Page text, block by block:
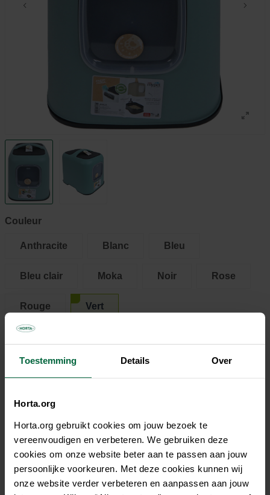
Toestemming Details Over
Horta.org
Horta.org gebruikt cookies om jouw bezoek te
vereenvoudigen en verbeteren. We gebruiken deze
cookies om onze website beter aan te passen aan jouw
persoonlijke voorkeuren. Met deze cookies kunnen wij
onze website verder verbeteren en aanpassen aan jouw
Couleur
Anthracite Blanc Bleu
Bleu clair Moka Noir Rose
Rouge Vert
35,95 €
Description